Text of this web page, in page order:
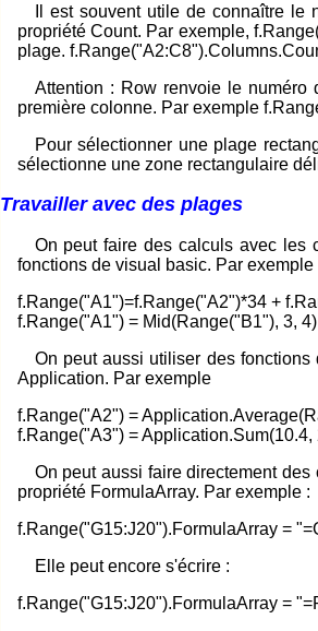
Il est souvent utile de connaître
propriété Count. Par exemple,
plage.
Attention : Row renvoie le
première colonne. Par exemple
Pour sélectionner une plage
sélectionne une zone rectangulaire
Travailler avec des plages
On peut faire des calculs avec les
fonctions de visual basic. Par exemple
f.Range("A1")=f.Range("A2")*34 +
f.Range("A1") = Mid(Range("B1"), 3, 4)
On peut aussi utiliser des
Application. Par exemple
f.Range("A2") =
f.Range("A3") = Application.Sum(10.4,
On peut aussi faire directement
propriété FormulaArray. Par exemple :
f.Range("G15:J20").FormulaArray =
Elle peut encore s'écrire :
f.Range("G15:J20").FormulaArray =